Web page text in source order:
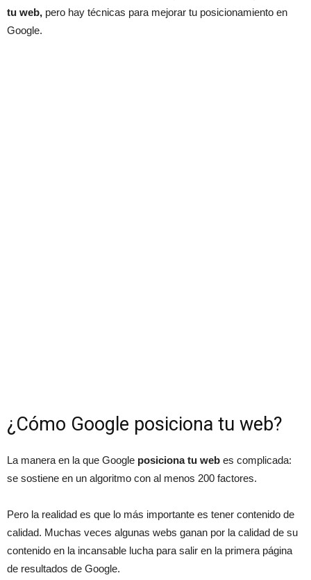
tu web, pero hay técnicas para mejorar tu posicionamiento en
Google.
¿Cómo Google posiciona tu web?
La manera en la que Google posiciona tu web es complicada:
se sostiene en un algoritmo con al menos 200 factores.
Pero la realidad es que lo más importante es tener contenido de
calidad. Muchas veces algunas webs ganan por la calidad de su
contenido en la incansable lucha para salir en la primera página
de resultados de Google.